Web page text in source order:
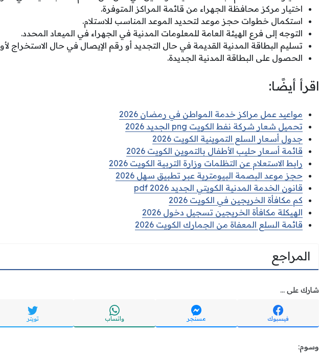
اختيار مركز محافظة الجهراء من قائمة المراكز المتوفرة.
استكمال خطوات حجز موعد لتحديد الموعد المناسب للاستلام.
التوجه إلى فرع الهيئة العامة للمعلومات المدنية في الجهراء في الميعاد المحدد.
تسليم البطاقة المدنية القديمة في حال التجديد أو رقم الإيصال في حال الاستخراج
الحصول على البطاقة المدنية الجديدة.
اقرأ أيضًا:
مواعيد عمل مراكز خدمة المواطن في رمضان 2026
تحميل شعار شركة نفط الكويت png الجديد 2026
جدول أسعار السلع التموينية الكويت 2026
قائمة أسعار حليب الأطفال بالتموين الكويت 2026
رابط الاستعلام عن التظلمات وزارة التربية الكويت 2026
حجز موعد البصمة البيومترية عبر تطبيق سهل 2026
قانون الخدمة المدنية الكويتي الجديد pdf 2026
كم مكافأة الخريجين في الكويت 2026
الهيكلة مكافأة الخريجين تسجيل دخول 2026
قائمة السلع المعفاة من الجمارك الكويت 2026
المراجع
شارك على ...
فيسبوك مسنجر واتساب تويتر
وسوم: